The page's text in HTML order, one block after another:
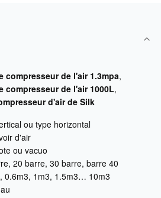
compresseur de l'air 1.3mpa,
compresseur de l'air 1000L,
d'air de Silk
ou type horizontal
d'air
ou vacuo
20 barre, 30 barre, barre 40
0.6m3, 1m3, 1.5m3… 10m3